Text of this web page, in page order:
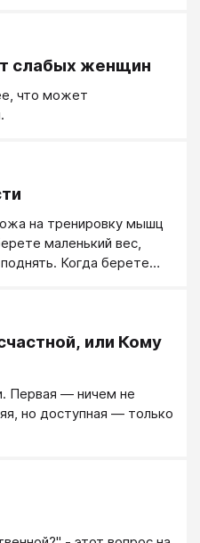
говорят не о
слабых женщин
что может
на тренировку мышц
маленький вес,
Когда берете
себя против
переходите к более
или Кому
Первая — ничем не
но доступная — только